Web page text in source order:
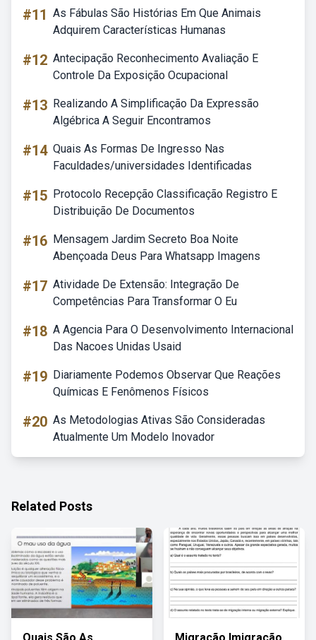
#11 As Fábulas São Histórias Em Que Animais
Adquirem Características Humanas
#12 Antecipação Reconhecimento Avaliação E
Controle Da Exposição Ocupacional
#13 Realizando A Simplificação Da Expressão
Algébrica A Seguir Encontramos
#14 Quais As Formas De Ingresso Nas
Faculdades/universidades Identificadas
#15 Protocolo Recepção Classificação Registro E
Distribuição De Documentos
#16 Mensagem Jardim Secreto Boa Noite
Abençoada Deus Para Whatsapp Imagens
#17 Atividade De Extensão: Integração De
Competências Para Transformar O Eu
#18 A Agencia Para O Desenvolvimento Internacional
Das Nacoes Unidas Usaid
#19 Diariamente Podemos Observar Que Reações
Químicas E Fenômenos Físicos
#20 As Metodologias Ativas São Consideradas
Atualmente Um Modelo Inovador
Related Posts